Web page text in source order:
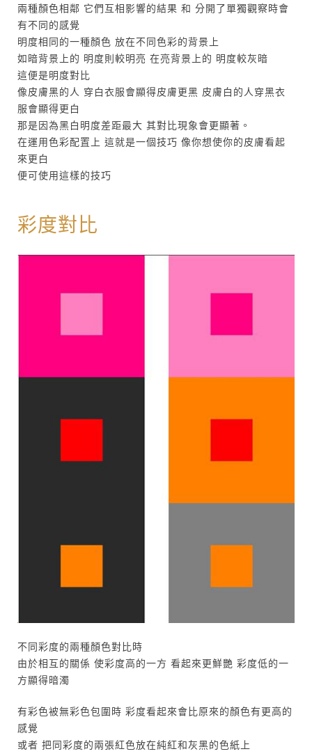
兩種顏色相鄰 它們互相影響的結果 和 分開了單獨觀察時會
有不同的感覺
明度相同的一種顏色 放在不同色彩的背景上
如暗背景上的 明度則較明亮 在亮背景上的 明度較灰暗
這便是明度對比
像皮膚黑的人 穿白衣服會顯得皮膚更黑 皮膚白的人穿黑衣
服會顯得更白
那是因為黑白明度差距最大 其對比現象會更顯著。
在運用色彩配置上 這就是一個技巧 像你想使你的皮膚看起
來更白
便可使用這樣的技巧
彩度對比
不同彩度的兩種顏色對比時
由於相互的關係 使彩度高的一方 看起來更鮮艷 彩度低的一
方顯得暗濁
有彩色被無彩色包圍時 彩度看起來會比原來的顏色有更高的
感覺
或者 把同彩度的兩張紅色放在純紅和灰黑的色紙上